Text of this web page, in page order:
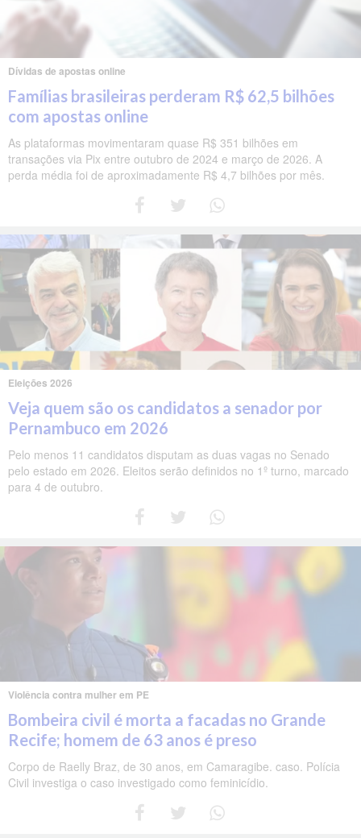
Dívidas de apostas online
Famílias brasileiras perderam R$ 62,5 bilhões
com apostas online
As plataformas movimentaram quase R$ 351 bilhões em
transações via Pix entre outubro de 2024 e março de 2026. A
perda média foi de aproximadamente R$ 4,7 bilhões por mês.
Eleições 2026
Veja quem são os candidatos a senador por
Pernambuco em 2026
Pelo menos 11 candidatos disputam as duas vagas no Senado
pelo estado em 2026. Eleitos serão definidos no 1º turno, marcado
para 4 de outubro.
Violência contra mulher em PE
Bombeira civil é morta a facadas no Grande
Recife; homem de 63 anos é preso
Corpo de Raelly Braz, de 30 anos, em Camaragibe. caso. Polícia
Civil investiga o caso investigado como feminicídio.